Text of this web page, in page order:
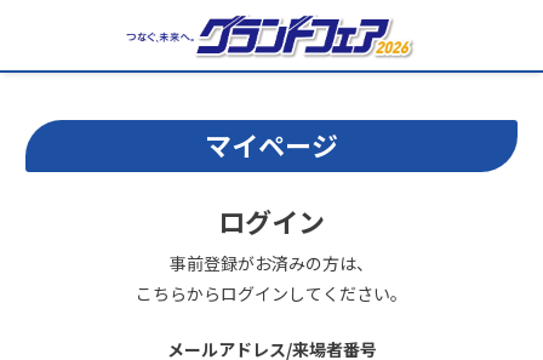
マイページ
ログイン
事前登録がお済みの方は、
こちらからログインしてください。
メールアドレス/来場者番号